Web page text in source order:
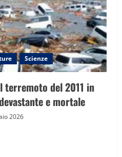
Scienze
terremoto del 2011 in
e mortale
2026